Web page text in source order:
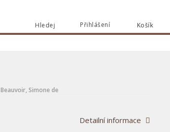
Košík
Přihlášení
Hledej
Beauvoir, Simone de
Detailní informace